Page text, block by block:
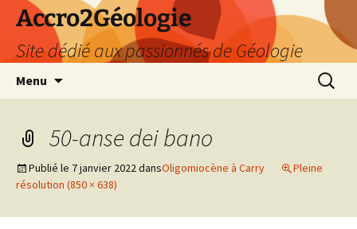
Accro2Géologie
Site dédié aux passionnés de Géologie
Menu
50-anse dei bano
Publié le 7 janvier 2022dansOligomiocène à Carry
Pleine
résolution (850 × 638)